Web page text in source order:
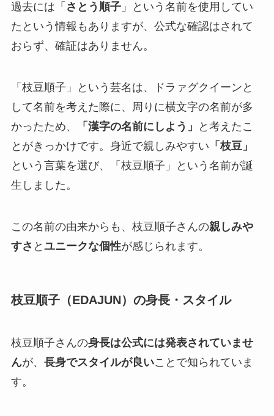
過去には「 さとう順子」という名前を使用してい
たという情報もありますが、公式な確認はされて
おらず、確証はありません。
「枝豆順子」という芸名は、ドラァグクイーンと
して名前を考えた際に、周りに横文字の名前が多
かったため、
「漢字の名前にしよう」
と考えたこ
とがきっかけです。身近で親しみやすい 「枝豆」
という言葉を選び、「枝豆順子」という名前が誕
生しました。
この名前の由来からも、枝豆順子さんの親しみや
すさ と ユニークな個性が感じられます。
枝豆順子（EDAJUN）の身長・スタイル
枝豆順子さんの身長は公式には発表されていませ
んが、 長身でスタイルが良いことで知られていま
す。